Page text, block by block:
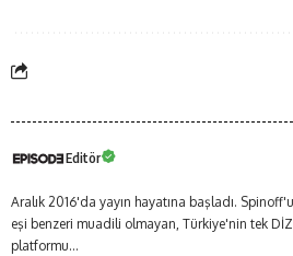
Editör
Aralık 2016'da yayın hayatına başladı.
eşi benzeri muadili olmayan, Türkiye'nin tek
platformu...